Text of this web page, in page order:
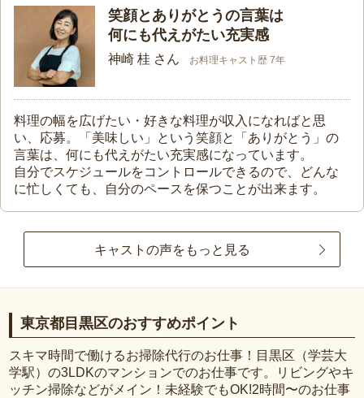
笑顔とありがとうの言葉は
何にも代えがたい充実感
神崎 桂 さん お料理キャスト歴 7年
料理の幅を広げたい・好きな料理が収入になればと思
い、応募。「美味しい」という笑顔と「ありがとう」の
言葉は、何にも代えがたい充実感になっています。
自分でスケジュールをコントロールできるので、どんな
に忙しくても、自分のペースを保つことが出来ます。
キャストの声をもっと見る
東京都目黒区のおすすめポイント
スキマ時間で働けるお掃除代行のお仕事！目黒区（学芸大
学駅）の3LDKのマンションでのお仕事です。リビングやキ
ッチン掃除などがメイン！未経験でもOK!2時間〜のお仕事